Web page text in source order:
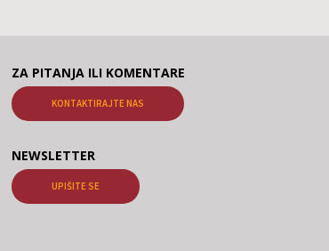
ZA PITANJA ILI KOMENTARE
KONTAKTIRAJTE NAS
NEWSLETTER
UPIŠITE SE